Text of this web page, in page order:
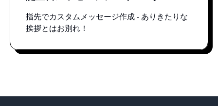
指先でカスタムメッセージ作成 - ありきたりな
挨拶とはお別れ！